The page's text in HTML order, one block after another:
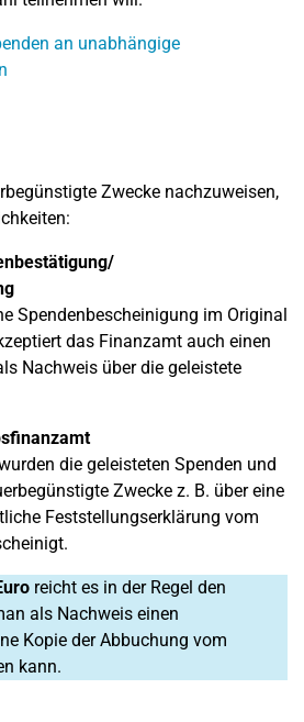
an unabhängige
Zwecke nachzuweisen,
Spendenbescheinigung im Original
das Finanzamt auch einen
Nachweis über die geleistete
die geleisteten Spenden und
Zwecke z. B. über eine
Feststellungserklärung vom
reicht es in der Regel den
als Nachweis einen
Kopie der Abbuchung vom
kann.